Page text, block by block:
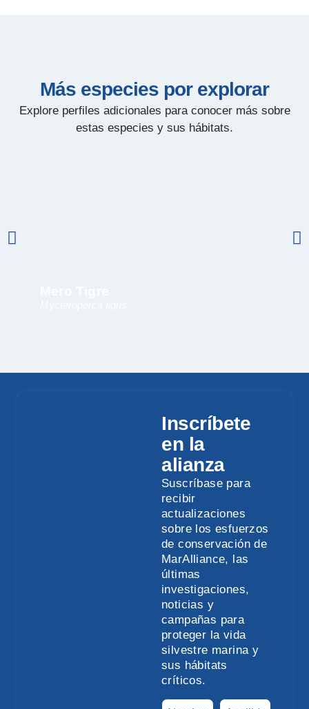
Más especies por explorar
Explore perfiles adicionales para conocer más sobre
estas especies y sus hábitats.
Inscríbete
en la
alianza
Suscríbase para
recibir
actualizaciones
sobre los esfuerzos
de conservación de
MarAlliance, las
últimas
investigaciones,
noticias y
campañas para
proteger la vida
silvestre marina y
sus hábitats
críticos.